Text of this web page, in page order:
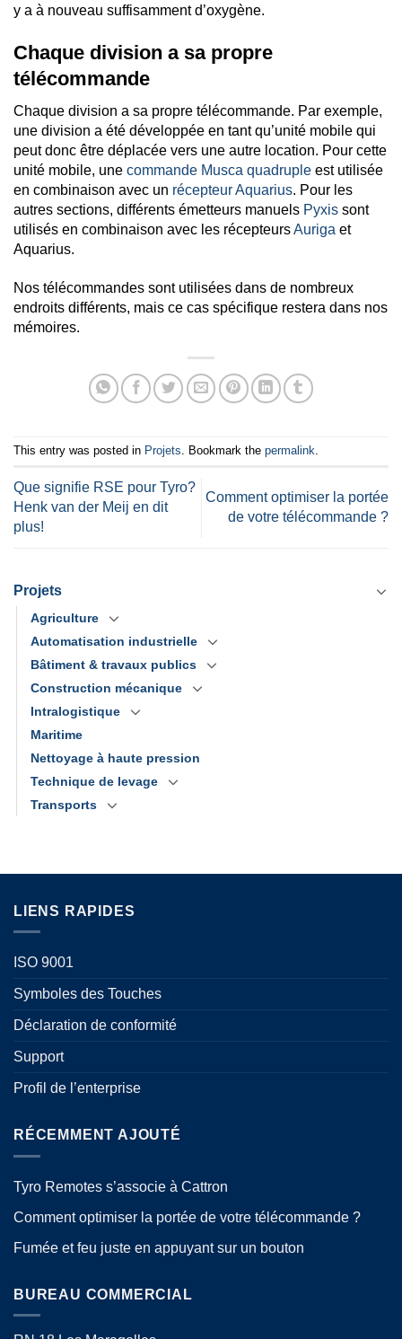
Projets
Agriculture
Automatisation industrielle
Bâtiment & travaux publics
Construction mécanique
Intralogistique
Maritime
Nettoyage à haute pression
Technique de levage
Transports
y a à nouveau suffisamment d’oxygène.
Chaque division a sa propre
télécommande
Chaque division a sa propre télécommande. Par exemple,
une division a été développée en tant qu’unité mobile qui
peut donc être déplacée vers une autre location. Pour cette
unité mobile, une commande Musca quadruple est utilisée
en combinaison avec un récepteur Aquarius. Pour les
autres sections, différents émetteurs manuels Pyxis sont
utilisés en combinaison avec les récepteursAuriga et
Aquarius.
Nos télécommandes sont utilisées dans de nombreux
endroits différents, mais ce cas spécifique restera dans nos
mémoires.
This entry was posted in Projets. Bookmark the permalink.
Que signifie RSE pour Tyro?
Henk van der Meij en dit
plus!
Comment optimiser la portée
de votre télécommande ?
LIENS RAPIDES
ISO 9001
Symboles des Touches
Déclaration de conformité
Support
Profil de l’enterprise
RÉCEMMENT AJOUTÉ
Tyro Remotes s’associe à Cattron
Comment optimiser la portée de votre télécommande ?
Fumée et feu juste en appuyant sur un bouton
BUREAU COMMERCIAL